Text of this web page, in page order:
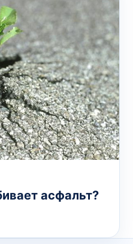
асфальт?